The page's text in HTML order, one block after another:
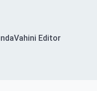
Editor